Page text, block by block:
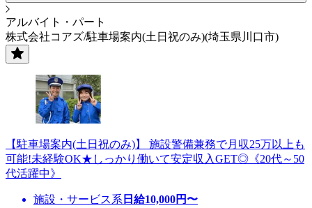
アルバイト・パート
株式会社コアズ/駐車場案内(土日祝のみ)(埼玉県川口市)
【駐車場案内(土日祝のみ)】 施設警備兼務で月収25万以上も
可能!未経験OK★しっかり働いて安定収入GET◎《20代～50
代活躍中》
施設・サービス系 日給10,000円〜